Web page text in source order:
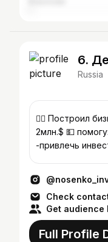
6.
Russia
💁‍♂️ Построил
2млн.$ 💵
-привлечь
Check
Get audience
Full Profile